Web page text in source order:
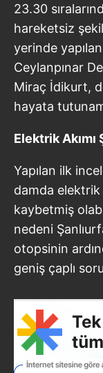
23.30
hareketsiz
yerinde
Ceylanpınar
Miraç İdikurt,
hayata
Elektrik
Yapılan ilk
damda elektrik
kaybetmiş
nedeni
otopsinin
geniş çaplı